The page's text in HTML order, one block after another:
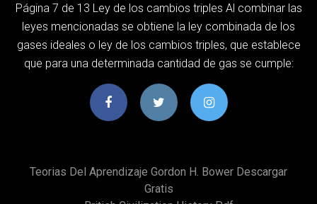
Página 7 de 13 Ley de los cambios triples Al combinar las
leyes mencionadas se obtiene la ley combinada de los
gases ideales o ley de los cambios triples, que establece
que para una determinada cantidad de gas se cumple:
Teorias Del Aprendizaje Gordon H. Bower Descargar
Gratis